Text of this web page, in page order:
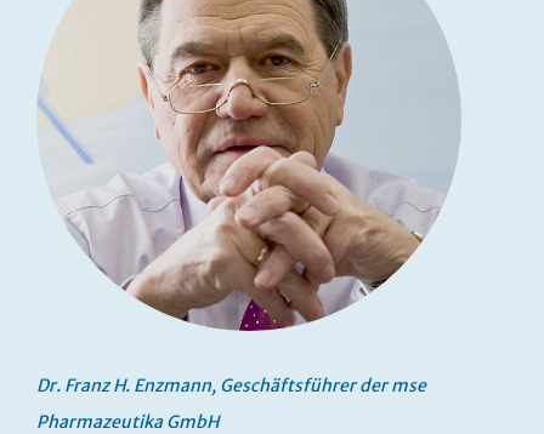
Dr. Franz H. Enzmann, Geschäftsführer der mse
Pharmazeutika GmbH